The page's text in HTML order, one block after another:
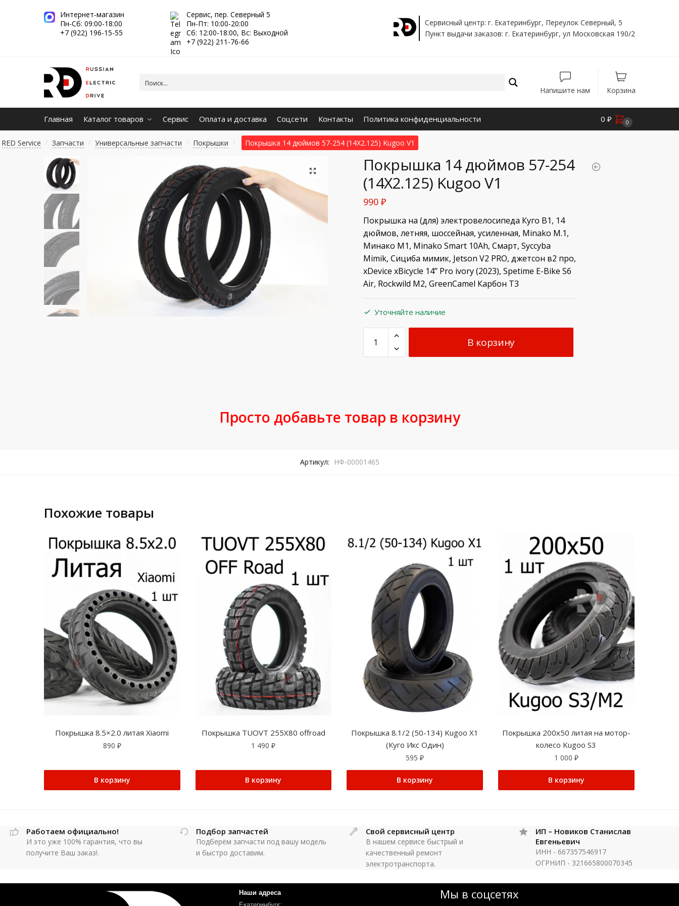
Интернет-магазин
Пн-Сб: 09:00-18:00
+7 (922) 196-15-55
Сервис, пер. Северный 5
Пн-Пт: 10:00-20:00
Сб: 12:00-18:00, Вс: Выходной
+7 (922) 211-76-66
Сервисный центр: г. Екатеринбург, Переулок Северный, 5
Пункт выдачи заказов: г. Екатеринбург, ул Московская 190/2
Напишите нам Корзина
Главная Каталог товаров Сервис Оплата и доставка Соцсети Контакты Политика конфиденциальности 0 ₽ 0
RED Service / Запчасти / Универсальные запчасти / Покрышки / Покрышка 14 дюймов 57-254 (14Х2.125) Kugoo V1
🔍
Покрышка 14 дюймов 57-254
(14Х2.125) Kugoo V1
990 ₽
Покрышка на (для) электровелосипеда Куго В1, 14
дюймов, летняя, шоссейная, усиленная, Minako M.1,
Минако М1, Minako Smart 10Ah, Смарт, Syccyba
Mimik, Сициба мимик, Jetson V2 PRO, джетсон в2 про,
xDevice xBicycle 14’’ Pro ivory (2023), Spetime E-Bike S6
Air, Rockwild M2, GreenCamel Карбон T3
Уточняйте наличие
В корзину
Просто добавьте товар в корзину
Артикул: НФ-00001465
Похожие товары
Покрышка 8.5×2.0 литая Xiaomi
890 ₽
В корзину
Покрышка TUOVT 255X80 offroad
1 490₽
В корзину
Покрышка 8.1/2 (50-134) Kugoo X1
(Куго Икс Один)
595₽
В корзину
Покрышка 200х50 литая на мотор-
колесо Kugoo S3
1 000 ₽
В корзину
Работаем официально!
И это уже 100% гарантия, что вы
получите Ваш заказ!.
Подбор запчастей
Подберём запчасти под вашу модель
и быстро доставим.
Свой сервисный центр
В нашем сервисе быстрый и
качественный ремонт
электротранспорта.
ИП – Новиков Станислав
Евгеньевич
ИНН - 667357546917
ОГРНИП - 321665800070345
Наши адреса
Мы в соцсетях